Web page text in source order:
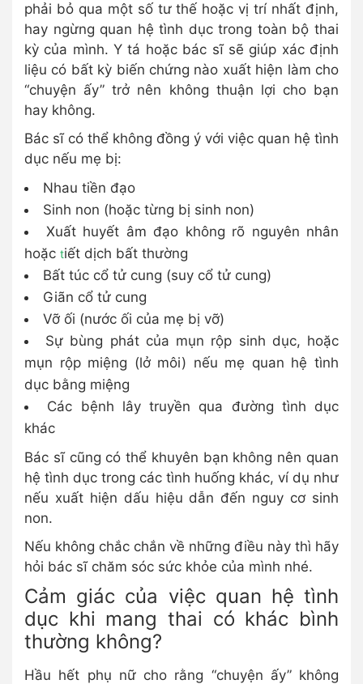
phải bỏ qua một số tư thế hoặc vị trí nhất định,
hay ngừng quan hệ tình dục trong toàn bộ thai
kỳ của mình. Y tá hoặc bác sĩ sẽ giúp xác định
liệu có bất kỳ biến chứng nào xuất hiện làm cho
“chuyện ấy” trở nên không thuận lợi cho bạn
hay không.
Bác sĩ có thể không đồng ý với việc quan hệ tình
dục nếu mẹ bị:
Nhau tiền đạo
Sinh non (hoặc từng bị sinh non)
Xuất huyết âm đạo không rõ nguyên nhân
hoặc tiết dịch bất thường
Bất túc cổ tử cung (suy cổ tử cung)
Giãn cổ tử cung
Vỡ ối (nước ối của mẹ bị vỡ)
Sự bùng phát của mụn rộp sinh dục, hoặc
mụn rộp miệng (lở môi) nếu mẹ quan hệ tình
dục bằng miệng
Các bệnh lây truyền qua đường tình dục
khác
Bác sĩ cũng có thể khuyên bạn không nên quan
hệ tình dục trong các tình huống khác, ví dụ như
nếu xuất hiện dấu hiệu dẫn đến nguy cơ sinh
non.
Nếu không chắc chắn về những điều này thì hãy
hỏi bác sĩ chăm sóc sức khỏe của mình nhé.
Cảm giác của việc quan hệ tình
dục khi mang thai có khác bình
thường không?
Hầu hết phụ nữ cho rằng “chuyện ấy” không